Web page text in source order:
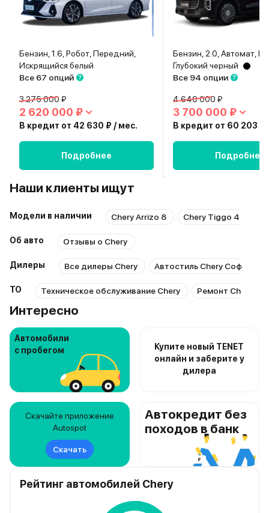
Бензин, 1.6, Робот, Передний,
Искрящийся белый
Все 67 опций
3 275 000 ₽
2 620 000 ₽
В кредит от 42 630 ₽ / мес.
Подробнее
Бензин, 2.0, Автомат,
Глубокий черный
Все 94 опции
4 640 000 ₽
3 700 000 ₽
В кредит от 60 203 ₽
Подробнее
Наши клиенты ищут
Модели в наличии Chery Arrizo 8 Chery Tiggo 4
Об авто Отзывы о Chery
Дилеры Все дилеры Chery Автостиль Chery Софийская
ТО Техническое обслуживание Chery Ремонт Chery
Интересно
Автомобили
с пробегом
Купите новый TENET
онлайн и заберите у
дилера
Скачайте приложение
Autospot
Скачать
Автокредит без
походов в банк
Рейтинг автомобилей Chery